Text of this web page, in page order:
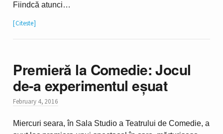
Fiindcă atunci…
Citeste
Premieră la Comedie: Jocul
de-a experimentul eșuat
February 4, 2016
Miercuri seara, în Sala Studio a Teatrului de Comedie, a